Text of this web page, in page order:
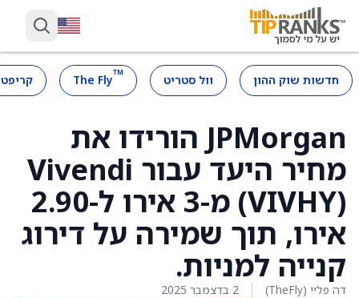
חדשות שוק ההון וול סטריט ™
The Fly
JPMorgan הורידו את
מחיר היעד עבור Vivendi
(VIVHY) מ-3 אירו ל-2.90
אירו, תוך שמירה על דירוג
קנייה למניות.
דה פליי (TheFly) 2 בדצמבר 2025